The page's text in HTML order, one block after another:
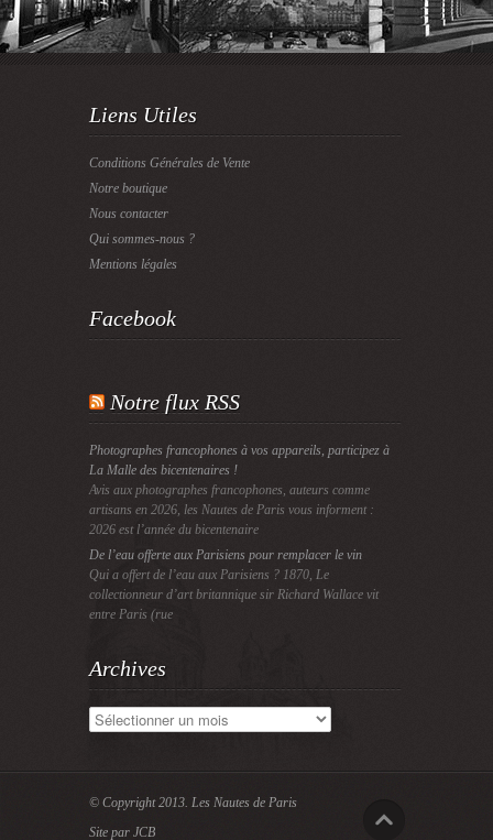
Liens Utiles
Conditions Générales de Vente
Notre boutique
Nous contacter
Qui sommes-nous ?
Mentions légales
Facebook
Notre flux RSS
Photographes francophones à vos appareils, participez à
La Malle des bicentenaires !
Avis aux photographes francophones, auteurs comme
artisans en 2026, les Nautes de Paris vous informent :
2026 est l’année du bicentenaire
De l’eau offerte aux Parisiens pour remplacer le vin
Qui a offert de l’eau aux Parisiens ? 1870, Le
collectionneur d’art britannique sir Richard Wallace vit
entre Paris (rue
Archives
Archives
© Copyright 2013. Les Nautes de Paris
Site par JCB